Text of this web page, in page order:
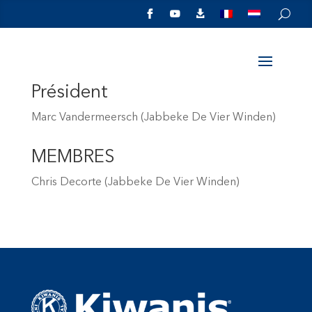
  
Président
Marc Vandermeersch (Jabbeke De Vier Winden)
MEMBRES
Chris Decorte (Jabbeke De Vier Winden)